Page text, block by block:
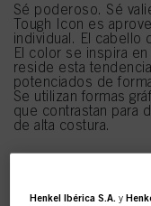
Sé poderoso. Sé
Tough Icon es
individual. El cabello
El color se inspira
reside esta
potenciados de
Se utilizan formas
que contrastan para
de alta costura.
Henkel Ibérica S.A. y